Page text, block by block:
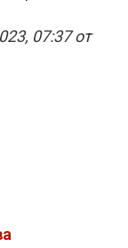
07:37 от